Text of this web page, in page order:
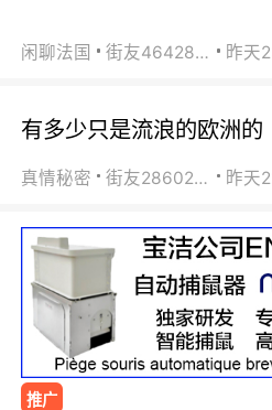
闲聊法国 街友46428878 昨天
有多少只是流浪的欧洲的
真情秘密 街友28602925 昨天
推广